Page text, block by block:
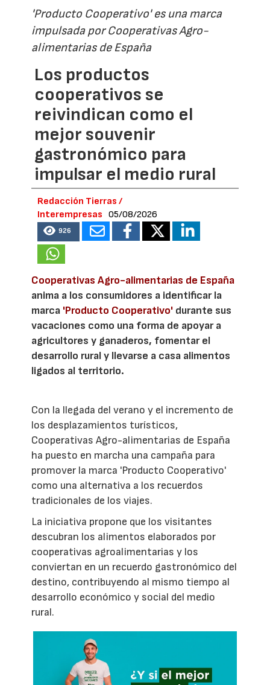
'Producto Cooperativo' es una marca
impulsada por Cooperativas Agro-
alimentarias de España
Los productos
cooperativos se
reivindican como el
mejor souvenir
gastronómico para
impulsar el medio rural
Redacción Tierras /
Interempresas
05/08/2026
926
Cooperativas Agro-alimentarias de España
anima a los consumidores a identificar la
marca 'Producto Cooperativo' durante sus
vacaciones como una forma de apoyar a
agricultores y ganaderos, fomentar el
desarrollo rural y llevarse a casa alimentos
ligados al territorio.
Con la llegada del verano y el incremento de
los desplazamientos turísticos,
Cooperativas Agro-alimentarias de España
ha puesto en marcha una campaña para
promover la marca 'Producto Cooperativo'
como una alternativa a los recuerdos
tradicionales de los viajes.
La iniciativa propone que los visitantes
descubran los alimentos elaborados por
cooperativas agroalimentarias y los
conviertan en un recuerdo gastronómico del
destino, contribuyendo al mismo tiempo al
desarrollo económico y social del medio
rural.